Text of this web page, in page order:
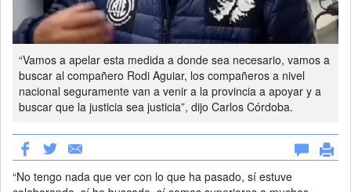
“Vamos a apelar esta medida a donde sea necesario, vamos a
buscar al compañero Rodi Aguiar, los compañeros a nivel
nacional seguramente van a venir a la provincia a apoyar y a
buscar que la justicia sea justicia”, dijo Carlos Córdoba.
“No tengo nada que ver con lo que ha pasado, sí estuve